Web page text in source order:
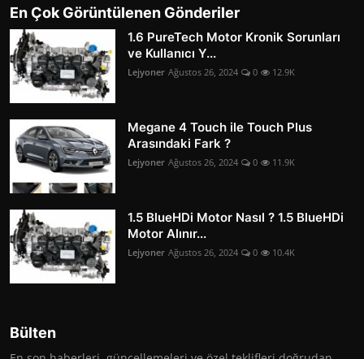
En Çok Görüntülenen Gönderiler
1.6 PureTech Motor Kronik Sorunları
ve Kullanıcı Y...
Lejyoner Ağustos 26, 2024 0 12.9K
Megane 4 Touch ile Touch Plus
Arasındaki Fark ?
Lejyoner Ağustos 26, 2024 0 11.9K
1.5 BlueHDi Motor Nasıl ? 1.5 BlueHDi
Motor Alınır...
Lejyoner Ağustos 26, 2024 0 10.4K
Bülten